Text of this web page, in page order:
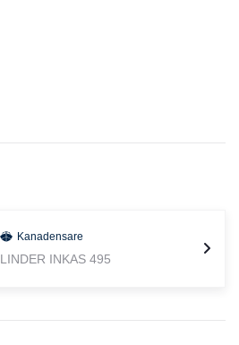
Kanadensare
LINDER INKAS 495